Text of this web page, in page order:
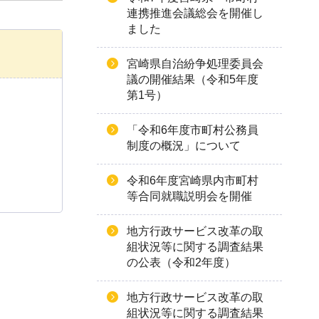
連携推進会議総会を開催し
ました
宮崎県自治紛争処理委員会
議の開催結果（令和5年度
第1号）
「令和6年度市町村公務員
制度の概況」について
令和6年度宮崎県内市町村
等合同就職説明会を開催
地方行政サービス改革の取
組状況等に関する調査結果
の公表（令和2年度）
地方行政サービス改革の取
組状況等に関する調査結果